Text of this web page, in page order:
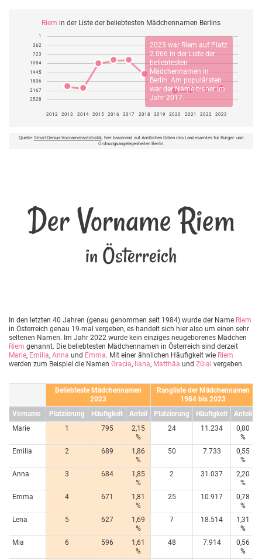
Riem in der Liste der beliebtesten Mädchennamen Berlins
2023 war Riem auf Platz
2.066 in der Liste der
beliebtesten
Mädchennamen in
Berlin. Am populärsten
war der Name bisher im
Jahr 2017.
1
362
723
1084
1445
1806
2167
2528
2012 2013 2014 2015 2016 2017 2018 2019 2020 2021 2022 2023
Quelle: SmartGenius-Vornamensstatistik, hier basierend auf Amtlichen Daten des Landesamtes für Bürger- und
Ordnungsangelegenheiten Berlin.
Der Vorname Riem
in Österreich
In den letzten 40 Jahren (genau genommen seit 1984) wurde der Name Riem
in Österreich genau 19-mal vergeben, es handelt sich hier also um einen sehr
seltenen Namen. Im Jahr 2022 wurde kein einziges neugeborenes Mädchen
Riem genannt. Die beliebtesten Mädchennamen in Österreich sind derzeit
Marie, Emilia, Anna und Emma. Mit einer ähnlichen Häufigkeit wie Riem
werden zum Beispiel die Namen Gracia, Ilana, Matthäa und Zülal vergeben.
Beliebteste Mädchennamen
2023
Rangliste der Mädchennamen
1984 bis 2023
Vorname
Platzierung Häufigkeit Anteil Platzierung Häufigkeit
Anteil
Marie
1 795
2,15
%
24 11.234
0,80
%
Emilia
2 689
1,86
%
50 7.733
0,55
%
Anna
3 684
1,85
%
2 31.037
2,20
%
Emma
4 671
1,81
%
25 10.917
0,78
%
Lena
5 627
1,69
%
7 18.514
1,31
%
Mia
6 596
1,61
%
48 7.914
0,56
%